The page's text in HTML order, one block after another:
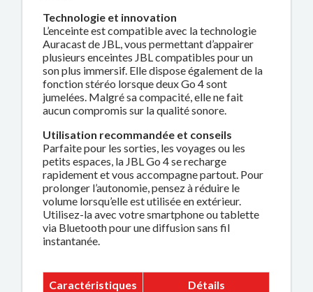
Technologie et innovation
L’enceinte est compatible avec la technologie
Auracast de JBL, vous permettant d’appairer
plusieurs enceintes JBL compatibles pour un
son plus immersif. Elle dispose également de la
fonction stéréo lorsque deux Go 4 sont
jumelées. Malgré sa compacité, elle ne fait
aucun compromis sur la qualité sonore.
Utilisation recommandée et conseils
Parfaite pour les sorties, les voyages ou les
petits espaces, la JBL Go 4 se recharge
rapidement et vous accompagne partout. Pour
prolonger l’autonomie, pensez à réduire le
volume lorsqu’elle est utilisée en extérieur.
Utilisez-la avec votre smartphone ou tablette
via Bluetooth pour une diffusion sans fil
instantanée.
Caractéristiques
Détails